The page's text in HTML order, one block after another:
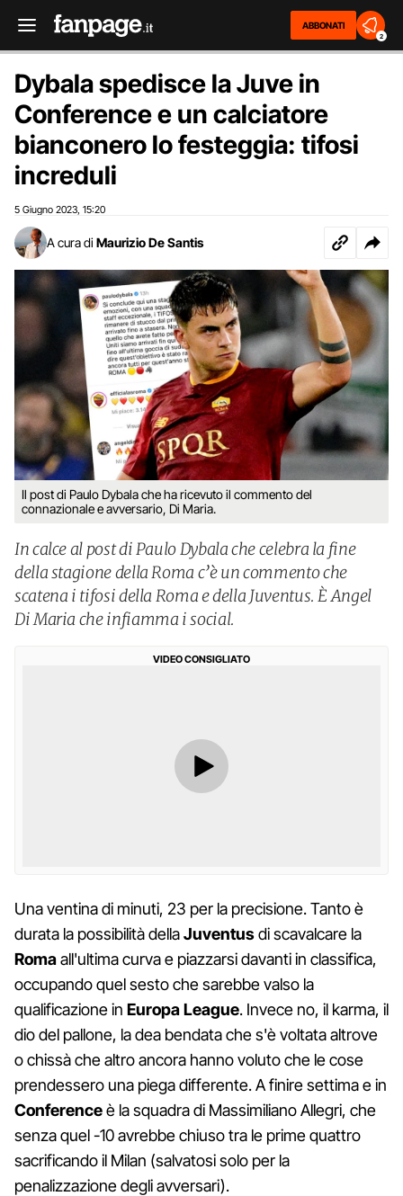
ABBONATI
2
Dybala spedisce la Juve in
Conference e un calciatore
bianconero lo festeggia: tifosi
increduli
5 Giugno 2023 15:20
A cura di Maurizio De Santis
Il post di Paulo Dybala che ha ricevuto il commento del
connazionale e avversario, Di Maria.
In calce al post di Paulo Dybala che celebra la fine
della stagione della Roma c’è un commento che
scatena i tifosi della Roma e della Juventus. È Angel
Di Maria che infiamma i social.
VIDEO CONSIGLIATO
Una ventina di minuti, 23 per la precisione. Tanto è
durata la possibilità dellaJuventusdi scavalcare la
Romaall'ultima curva e piazzarsi davanti in classifica,
occupando quel sesto che sarebbe valso la
qualificazione in Europa League. Invece no, il karma, il
dio del pallone, la dea bendata che s'è voltata altrove
o chissà che altro ancora hanno voluto che le cose
prendessero una piega differente. A finire settima e in
Conferenceè la squadra di Massimiliano Allegri, che
senza quel -10 avrebbe chiuso tra le prime quattro
sacrificando il Milan (salvatosi solo per la
penalizzazione degli avversari).